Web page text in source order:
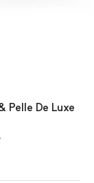
De Luxe